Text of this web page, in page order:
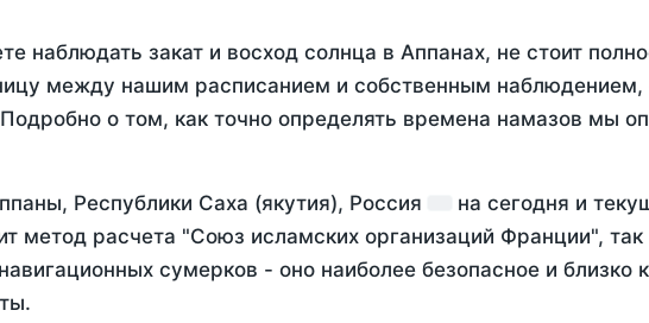
наблюдать закат и восход солнца в Аппанах, не стоит
между нашим расписанием и собственным
о том, как точно определять времена намазов мы
Республики Саха (якутия), Россия на сегодня и
метод расчета "Союз исламских организаций Франции",
сумерков - оно наиболее безопасное и